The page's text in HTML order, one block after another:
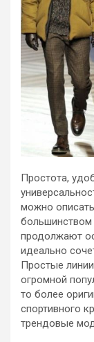
Простота,
можно
продолжают
идеально
Простые
огромной
то более
спортивного
трендовые